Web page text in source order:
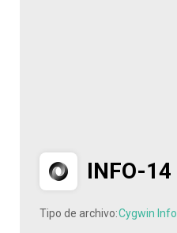
INFO-14
Tipo de archivo:Cygwin Info